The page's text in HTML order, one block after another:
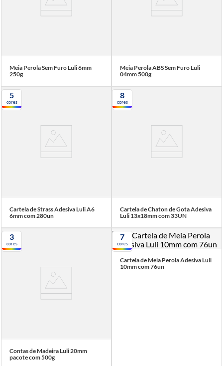
Meia Perola Sem Furo Luli 6mm
250g
Meia Perola ABS Sem Furo Luli
04mm 500g
5
cores
Cartela de Strass Adesiva Luli A6
6mm com 280un
8
cores
Cartela de Chaton de Gota Adesiva
Luli 13x18mm com 33UN
3
cores
Contas de Madeira Luli 20mm
pacote com 500g
7
cores
Cartela de Meia Perola Adesiva Luli
10mm com 76un